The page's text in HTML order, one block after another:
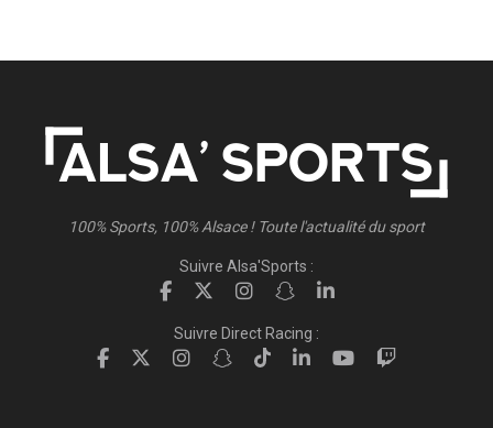
100% Sports, 100% Alsace ! Toute l'actualité du sport
Suivre Alsa'Sports :
Suivre Direct Racing :